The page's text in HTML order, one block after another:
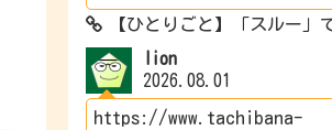
【ひとりごと】「スルー」
lion
2026.08.01
https://www.tachibana-